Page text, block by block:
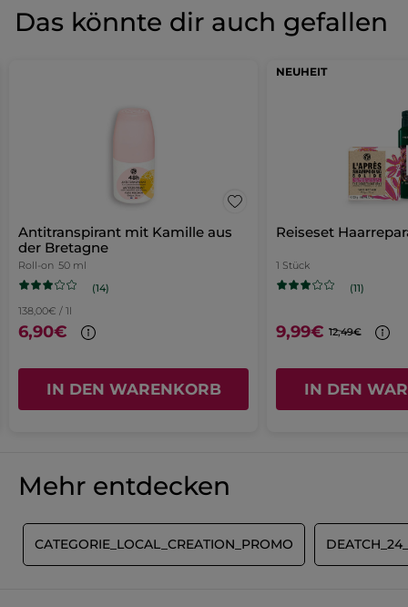
★★★★★
★★★★★
Kein
Das könnte dir auch gefallen
Antitranspirant mit Kamille aus
der Bretagne
Roll-on 50 ml
(14)
138,00€ / 1l
6,90€
IN DEN WARENKORB
NEUHEIT
Reiseset
1 Stück
(11)
9,99€ 12,49€
IN DEN
Mehr entdecken
CATEGORIE_LOCAL_CREATION_PROMO